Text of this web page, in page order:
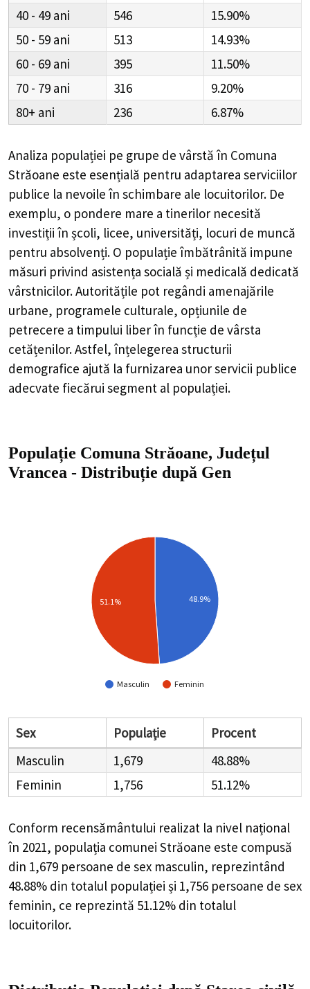
40 - 49
546
15.90%
50 - 59
513
14.93%
60 - 69
395
11.50%
70 - 79
316
9.20%
80+
236 6.87%
Analiza populației pe grupe de vârstă în Comuna
Străoane este esențială pentru adaptarea serviciilor
publice la nevoile în schimbare ale locuitorilor. De
exemplu, o pondere mare a tinerilor necesită
investiții în școli, licee, universități, locuri de muncă
pentru absolvenți. O populație îmbătrânită impune
măsuri privind asistența socială și medicală dedicată
vârstnicilor. Autoritățile pot regândi amenajările
urbane, programele culturale, opțiunile de
petrecere a timpului liber în funcție de vârsta
cetățenilor. Astfel, înțelegerea structurii
demografice ajută la furnizarea unor servicii publice
adecvate fiecărui segment al populației.
Populație Comuna Străoane, Județul
Vrancea - Distribuție după Gen
Masculin Feminin
48.9%
51.1%
Sex Populație
Procent
Masculin
1,679
48.88%
Feminin
1,756 51.12%
Conform recensământului realizat la nivel național
în 2021, populația comunei Străoane este compusă
din 1,679 persoane de sex masculin, reprezintând
48.88% din totalul populației și 1,756 persoane de sex
feminin, ce reprezintă 51.12% din totalul
locuitorilor.